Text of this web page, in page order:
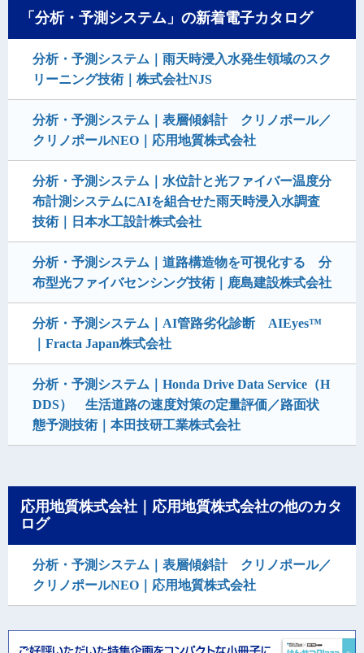
「分析・予測システム」の新着電子カタログ
分析・予測システム｜雨天時浸入水発生領域のスク
リーニング技術｜株式会社NJS
分析・予測システム｜表層傾斜計 クリノポール／
クリノポールNEO｜応用地質株式会社
分析・予測システム｜水位計と光ファイバー温度分
布計測システムにAIを組合せた雨天時浸入水調査
技術｜日本水工設計株式会社
分析・予測システム｜道路構造物を可視化する 分
布型光ファイバセンシング技術｜鹿島建設株式会社
分析・予測システム｜AI管路劣化診断 AIEyes™
｜Fracta Japan株式会社
分析・予測システム｜Honda Drive Data Service（H
DDS） 生活道路の速度対策の定量評価／路面状
態予測技術｜本田技研工業株式会社
応用地質株式会社｜応用地質株式会社の他のカタ
ログ
分析・予測システム｜表層傾斜計 クリノポール／
クリノポールNEO｜応用地質株式会社